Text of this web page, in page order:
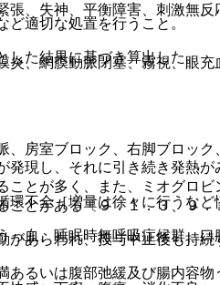
、失神、平衡障害、刺激無
、網膜動脈閉塞、霧視、眼
房室ブロック、右脚ブロッ
不全［増量は徐々に行うなど
血、睡眠時無呼吸症候群、
適切な処置を行うこと。
した結果に基づき算出した。
現し、それに引き続き発熱
とが多く、また、ミオグロ
とがある〔９．１．３、９．
あらわれ、投与中止後も持続
るいは腹部弛緩及び腸内容